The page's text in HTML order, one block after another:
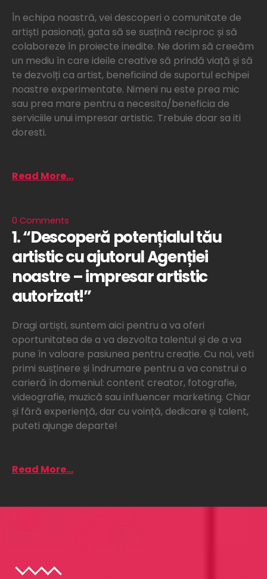
În echipa noastră, vei descoperi o comunitate de
artiști pasionați, gata să se susțină reciproc și să
colaboreze în proiecte inedite. Ne dorim să creeăm
un mediu în care ideile creative să prindă viață și să
te dezvolți ca artist, beneficiind de suportul echipei
noastre experimentate. Nimeni nu este prea mic
sau prea mare pentru a necesita/beneficia de
serviciile unui impresar artistic. Trebuie doar sa iti
doresti.
Read More...
1. “Descoperă potențialul tău
artistic cu ajutorul Agenției
noastre – impresar artistic
autorizat!”
Dragi artiști, suntem aici pentru a va oferi
oportunitatea de a va dezvolta talentul și de a va
pune în valoare pasiunea pentru creație. Cu noi, veti
primi susținere și îndrumare pentru a va construi o
carieră în domeniul: content creator, fotografie,
videografie, muzică sau influencer marketing. Chiar
și fără experiență, dar cu voință, dedicare și talent,
puteti ajunge departe!
0 Comments
Read More...